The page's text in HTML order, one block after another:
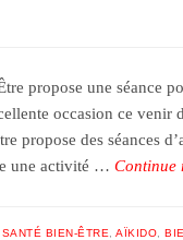
propose une séance
occasion ce venir
propose des séances
une activité …
BIEN-ÊTRE ,AÏKIDO ,